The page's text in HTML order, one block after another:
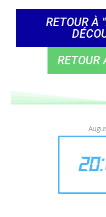
RETOUR À
RETOUR
20: